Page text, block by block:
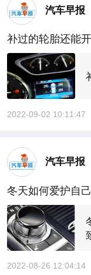
汽车早报
补过的轮胎还能
2022-09-02 10:11:47
汽车早报
冬天如何爱护自
2022-08-26 12:04:14